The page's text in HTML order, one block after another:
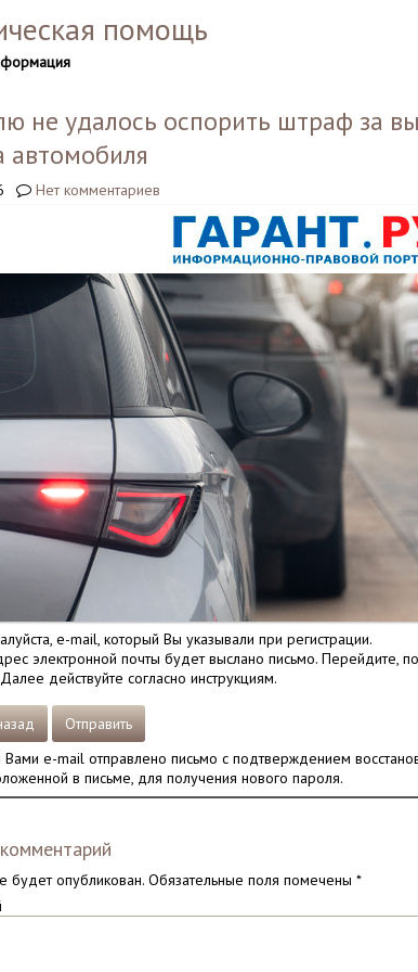
помощь
не удалось оспорить штраф за
автомобиля
Нет комментариев
e-mail, который Вы указывали при регистрации.
электронной почты будет выслано письмо. Перейдите,
действуйте согласно инструкциям.
Отправить
Вами e-mail отправлено письмо с подтверждением
в письме, для получения нового пароля.
будет опубликован. Обязательные поля помечены*